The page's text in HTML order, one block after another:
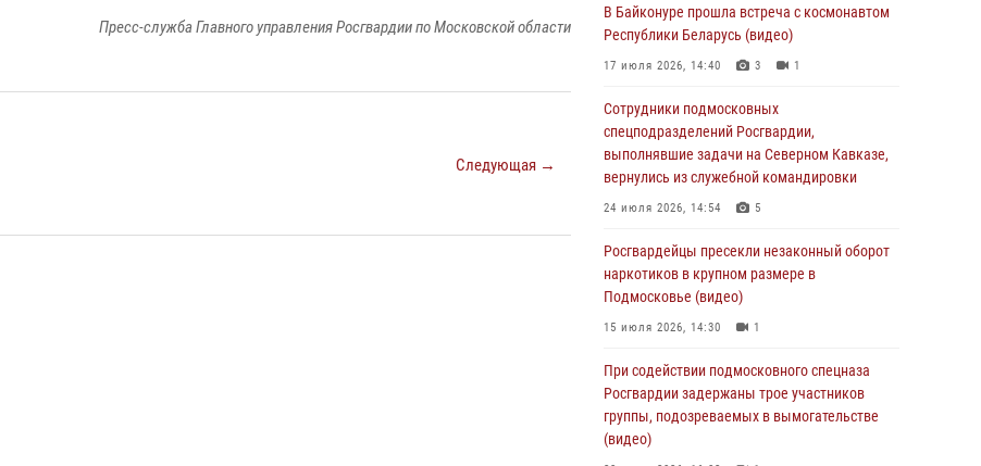
Пресс-служба Главного управления Росгвардии по Московской области
Следующая →
стал гостем эфира «Радио 1»
01 августа 2026, 17:57
подозреваемого в краже на крупную сумму в
Подмосковье
31 июля 2026, 13:00
Росгвардейцы задержали подозреваемых в
(видео)
31 июля 2026, 09:00
В Главном управлении Росгвардии по
торжественное собрание, посвященное
юбилею образования региональной
общественной организации ветеранов войск
правопорядка (видео)
В Байконуре прошла встреча с космонавтом
Республики Беларусь (видео)
17 июля 2026, 14:40 3 1
Сотрудники подмосковных
спецподразделений Росгвардии,
выполнявшие задачи на Северном Кавказе,
вернулись из служебной командировки
24 июля 2026, 14:54 5
Росгвардейцы пресекли незаконный оборот
наркотиков в крупном размере в
Подмосковье (видео)
15 июля 2026, 14:30 1
При содействии подмосковного спецназа
Росгвардии задержаны трое участников
группы, подозреваемых в вымогательстве
(видео)